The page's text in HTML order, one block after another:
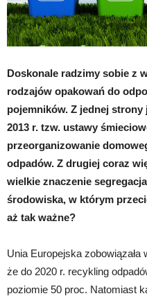
Doskonale radzimy sobie z
rodzajów opakowań do
pojemników. Z jednej
2013 r. tzw. ustawy
przeorganizowanie
odpadów. Z drugiej coraz
wielkie znaczenie
środowiska, w którym
aż tak ważne?
Unia Europejska
że do 2020 r. recykling
poziomie 50 proc. Natomiast